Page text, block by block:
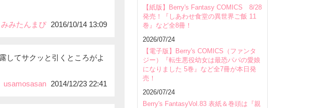
みみたんまぴ 2016/10/14 13:09
してサクッと引くところがよ
usamosasan 2014/12/23 22:41
【紙版】Berry's Fantasy COMICS 8/28
発売！『しあわせ食堂の異世界ご飯 11
巻』など全8冊！
2026/07/24
【電子版】Berry's COMICS（ファンタ
ジー）『転生悪役幼女は最恐パパの愛娘
になりました 5巻』など全7冊が本日発
売！
2026/07/24
Berry's FantasyVol.83 表紙＆巻頭は『親